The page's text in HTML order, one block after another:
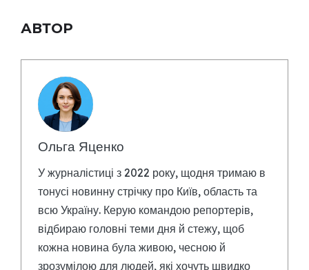
АВТОР
Ольга Яценко
У журналістиці з 2022 року, щодня тримаю в
тонусі новинну стрічку про Київ, область та
всю Україну. Керую командою репортерів,
відбираю головні теми дня й стежу, щоб
кожна новина була живою, чесною й
зрозумілою для людей, які хочуть швидко